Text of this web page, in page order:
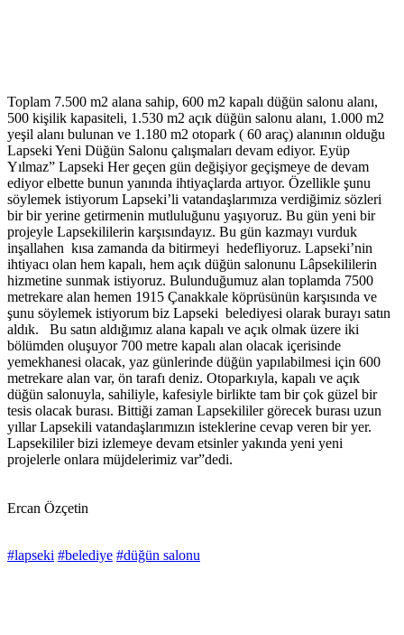
Toplam 7.500 m2 alana sahip, 600 m2 kapalı düğün salonu alanı,
500 kişilik kapasiteli, 1.530 m2 açık düğün salonu alanı, 1.000 m2
yeşil alanı bulunan ve 1.180 m2 otopark ( 60 araç) alanının olduğu
Lapseki Yeni Düğün Salonu çalışmaları devam ediyor. Eyüp
Yılmaz” Lapseki Her geçen gün değişiyor geçişmeye de devam
ediyor elbette bunun yanında ihtiyaçlarda artıyor. Özellikle şunu
söylemek istiyorum Lapseki’li vatandaşlarımıza verdiğimiz sözleri
bir bir yerine getirmenin mutluluğunu yaşıyoruz. Bu gün yeni bir
projeyle Lapsekililerin karşısındayız. Bu gün kazmayı vurduk
inşallahen kısa zamanda da bitirmeyi hedefliyoruz. Lapseki’nin
ihtiyacı olan hem kapalı, hem açık düğün salonunu Lâpsekililerin
hizmetine sunmak istiyoruz. Bulunduğumuz alan toplamda 7500
metrekare alan hemen 1915 Çanakkale köprüsünün karşısında ve
şunu söylemek istiyorum biz Lapseki belediyesi olarak burayı satın
aldık. Bu satın aldığımız alana kapalı ve açık olmak üzere iki
bölümden oluşuyor 700 metre kapalı alan olacak içerisinde
yemekhanesi olacak, yaz günlerinde düğün yapılabilmesi için 600
metrekare alan var, ön tarafı deniz. Otoparkıyla, kapalı ve açık
düğün salonuyla, sahiliyle, kafesiyle birlikte tam bir çok güzel bir
tesis olacak burası. Bittiği zaman Lapsekililer görecek burası uzun
yıllar Lapsekili vatandaşlarımızın isteklerine cevap veren bir yer.
Lapsekililer bizi izlemeye devam etsinler yakında yeni yeni
projelerle onlara müjdelerimiz var”dedi.
Ercan Özçetin
#lapseki #belediye #düğün salonu